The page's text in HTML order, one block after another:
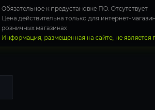
Обязательное к предустановке ПО: Отсутствует
Цена действительна только для интернет-
розничных магазинах
Информация, размещенная на сайте, не является